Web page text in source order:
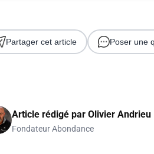
Partager cet article Poser une
Article rédigé par Olivier Andrieu
Fondateur Abondance